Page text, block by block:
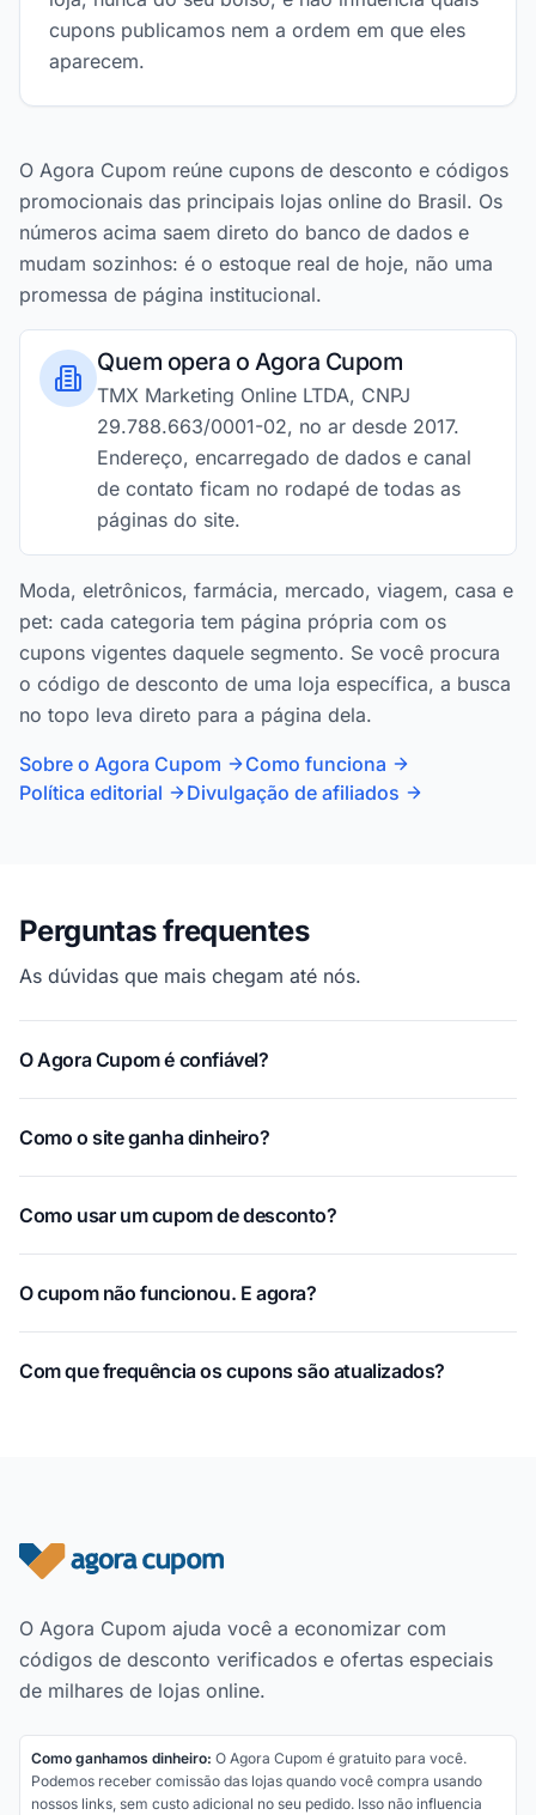
cupons publicamos nem a ordem em que eles
aparecem.
O Agora Cupom reúne cupons de desconto e códigos
promocionais das principais lojas online do Brasil. Os
números acima saem direto do banco de dados e
mudam sozinhos: é o estoque real de hoje, não uma
promessa de página institucional.
Quem opera o Agora Cupom
TMX Marketing Online LTDA, CNPJ
29.788.663/0001-02, no ar desde 2017.
Endereço, encarregado de dados e canal
de contato ficam no rodapé de todas as
páginas do site.
Moda, eletrônicos, farmácia, mercado, viagem, casa e
pet: cada categoria tem página própria com os
cupons vigentes daquele segmento. Se você procura
o código de desconto de uma loja específica, a busca
no topo leva direto para a página dela.
Sobre o Agora Cupom
Como funciona
Política editorial
Divulgação de afiliados
Perguntas frequentes
As dúvidas que mais chegam até nós.
O Agora Cupom é confiável?
Como o site ganha dinheiro?
Como usar um cupom de desconto?
O cupom não funcionou. E agora?
Com que frequência os cupons são atualizados?
Rodapé do site
O Agora Cupom ajuda você a economizar com
códigos de desconto verificados e ofertas especiais
de milhares de lojas online.
Como ganhamos dinheiro: O Agora Cupom é gratuito para você.
Podemos receber comissão das lojas quando você compra usando
nossos links, sem custo adicional no seu pedido. Isso não influencia